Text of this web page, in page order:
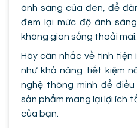
ánh sáng của đèn, để
đem lại mức độ ánh
không gian sống thoải mái.
Hãy cân nhắc về tính tiện
như khả năng tiết kiệm
nghệ thông minh để
sản phẩm mang lại lợi ích
của bạn.